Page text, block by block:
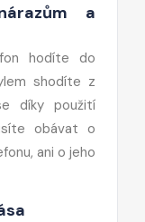
a
hodíte do
shodíte z
díky použití
obávat o
ani o jeho